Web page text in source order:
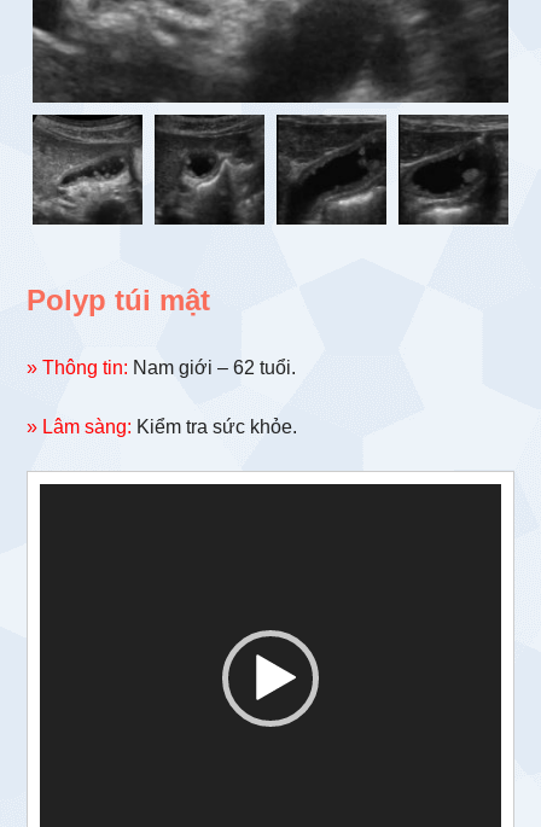
Polyp túi mật
» Thông tin: Nam giới – 62 tuổi.
» Lâm sàng: Kiểm tra sức khỏe.